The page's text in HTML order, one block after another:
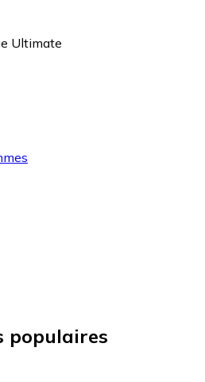
Ultimate
populaires